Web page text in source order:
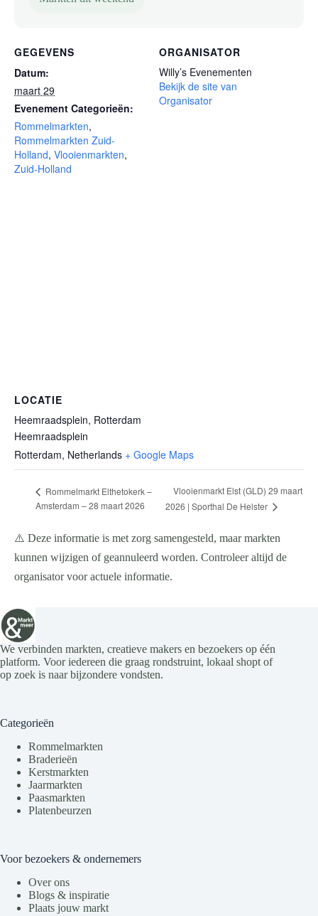
GEGEVENS
Datum:
maart 29
Evenement Categorieën:
Rommelmarkten,
Rommelmarkten Zuid-
Holland, Vlooienmarkten,
Zuid-Holland
ORGANISATOR
Willy’s Evenementen
Bekijk de site van
Organisator
LOCATIE
Heemraadsplein, Rotterdam
Heemraadsplein
Rotterdam, Netherlands + Google Maps
Rommelmarkt Elthetokerk –
Amsterdam – 28 maart 2026
Vlooienmarkt Elst (GLD) 29 maart
2026 | Sporthal De Helster
⚠️ Deze informatie is met zorg samengesteld, maar markten
kunnen wijzigen of geannuleerd worden. Controleer altijd de
organisator voor actuele informatie.
We verbinden markten, creatieve makers en bezoekers op één
platform. Voor iedereen die graag rondstruint, lokaal shopt of
op zoek is naar bijzondere vondsten.
Categorieën
Rommelmarkten
Braderieën
Kerstmarkten
Jaarmarkten
Paasmarkten
Platenbeurzen
Voor bezoekers & ondernemers
Over ons
Blogs & inspiratie
Plaats jouw markt